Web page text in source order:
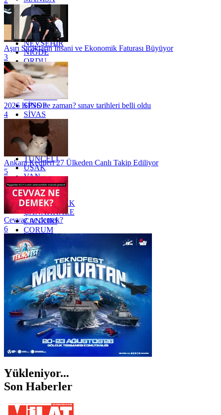
MARDİN
MERSİN
MUĞLA
MUŞ
NEVŞEHİR
NİĞDE
ORDU
OSMANİYE
RİZE
SAKARYA
SAMSUN
SİNOP
SİVAS
SİİRT
TEKİRDAĞ
TOKAT
TRABZON
TUNCELİ
UŞAK
VAN
YALOVA
YOZGAT
ZONGULDAK
ÇANAKKALE
ÇANKIRI
ÇORUM
İSTANBUL
İZMİR
ŞANLIURFA
ŞIRNAK
Aşırı Sıcakların İnsani ve Ekonomik Faturası Büyüyor
3
2026 KPSS ne zaman? sınav tarihleri belli oldu
4
Ankara Kedileri 27 Ülkeden Canlı Takip Ediliyor
5
Cevvaz ne demek?
6
Yükleniyor...
Son Haberler